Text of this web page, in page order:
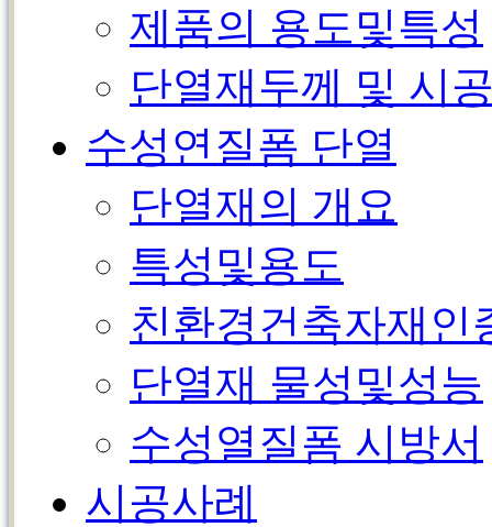
제품의 용도및특성
단열재두께 및 시
수성연질폼 단열
단열재의 개요
특성및용도
친환경건축자재인
단열재 물성및성능
수성열질폼 시방서
시공사례